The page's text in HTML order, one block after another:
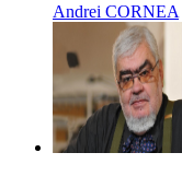
Andrei CORNEA